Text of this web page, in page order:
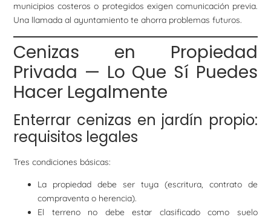
municipios costeros o protegidos exigen comunicación previa.
Una llamada al ayuntamiento te ahorra problemas futuros.
Cenizas en Propiedad
Privada — Lo Que Sí Puedes
Hacer Legalmente
Enterrar cenizas en jardín propio:
requisitos legales
Tres condiciones básicas:
La propiedad debe ser tuya (escritura, contrato de
compraventa o herencia).
El terreno no debe estar clasificado como suelo